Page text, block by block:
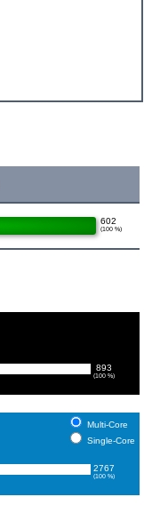
602
(100 %)
893
(100 %)
Multi-Core
Single-Core
2767
(100 %)